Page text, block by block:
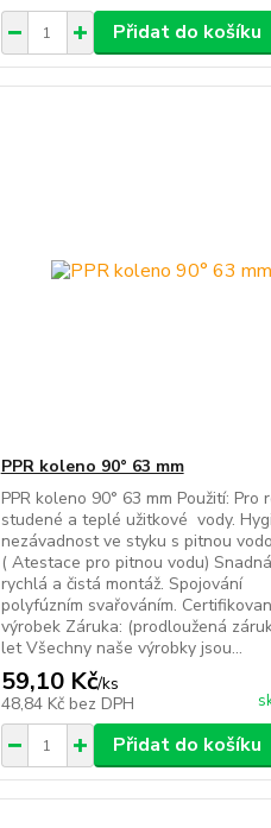
Přidat do košíku
PPR koleno 90° 63 mm
PPR koleno 90° 63 mm Použití: Pro
studené a teplé užitkové vody.
nezávadnost ve styku s pitnou
( Atestace pro pitnou vodu)
rychlá a čistá montáž. Spojování
polyfúzním svařováním.
výrobek Záruka: (prodloužená
let Všechny naše výrobky jsou...
59,10 Kč/ks
48,84 Kč bez DPH
Přidat do košíku